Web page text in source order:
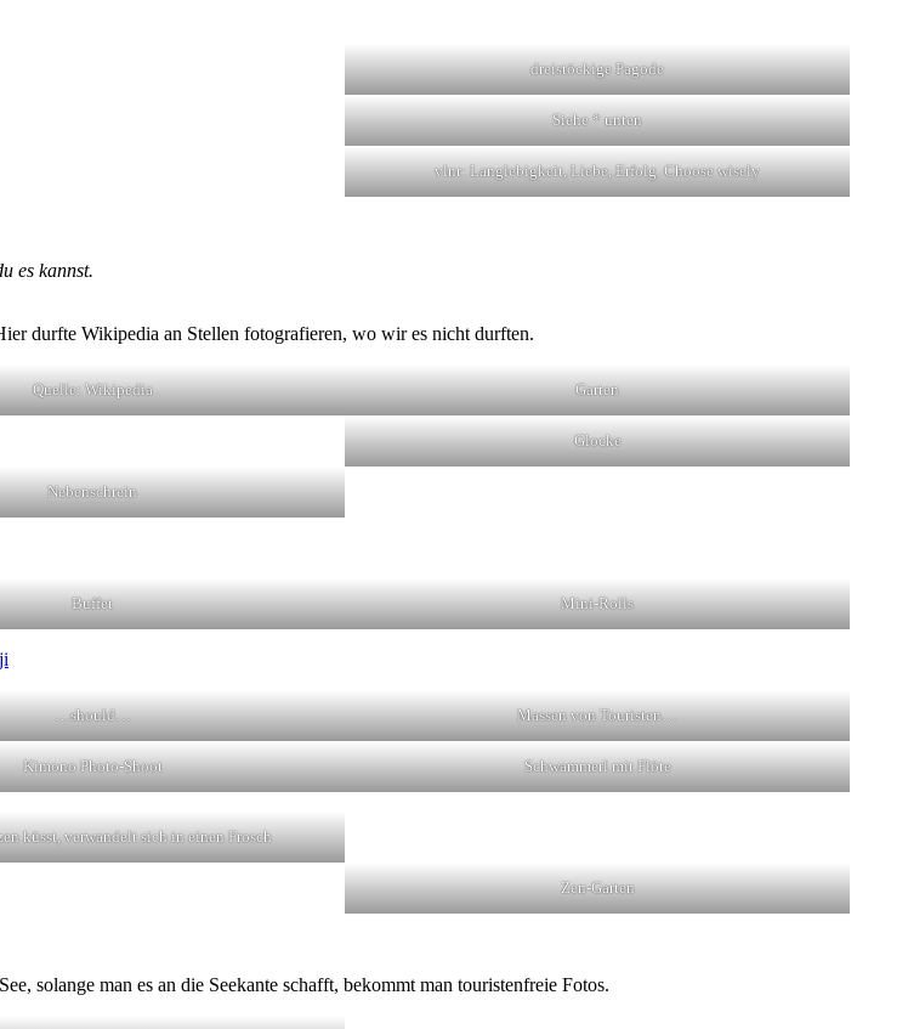
dreistöckige Pagode
Siehe * unten
vlnr: Langlebigkeit, Liebe, Erfolg. Choose wisely
es kannst.
durfte Wikipedia an Stellen fotografieren, wo wir es nicht durften.
Quelle: Wikipedia Garten
Glocke
Nebenschrein
Buffet Mini-Rolls
…should… Massen von Touristen…
Kimono Photo-Shoot Schwammerl mit Flöte
küsst, verwandelt sich in einen Frosch
Zen-Garten
solange man es an die Seekante schafft, bekommt man touristenfreie Fotos.